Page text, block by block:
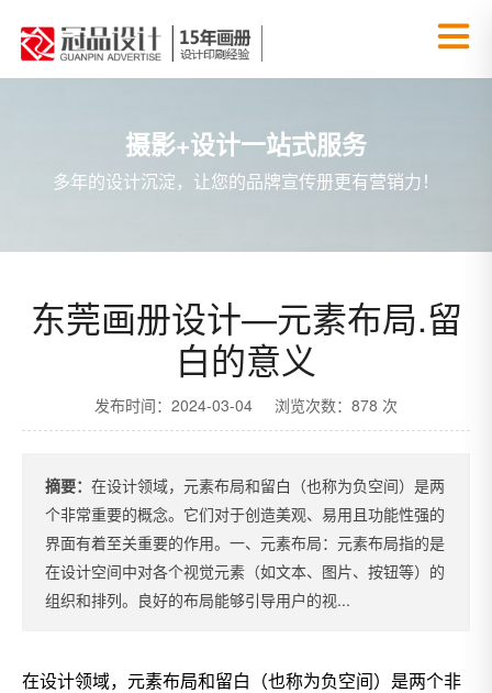
摄影+设计一站式服务
多年的设计沉淀，让您的品牌宣传册更有营销力！
东莞画册设计—元素布局.留
白的意义
发布时间：2024-03-04 浏览次数：878 次
摘要： 在设计领域，元素布局和留白（也称为负空间）是两
个非常重要的概念。它们对于创造美观、易用且功能性强的
界面有着至关重要的作用。一、元素布局：元素布局指的是
在设计空间中对各个视觉元素（如文本、图片、按钮等）的
组织和排列。良好的布局能够引导用户的视...
在设计领域，元素布局和留白（也称为负空间）是两个非